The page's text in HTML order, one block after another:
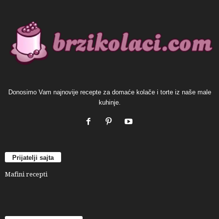
Donosimo Vam najnovije recepte za domaće kolače i torte iz naše male
kuhinje.
Prijatelji sajta
Mafini recepti